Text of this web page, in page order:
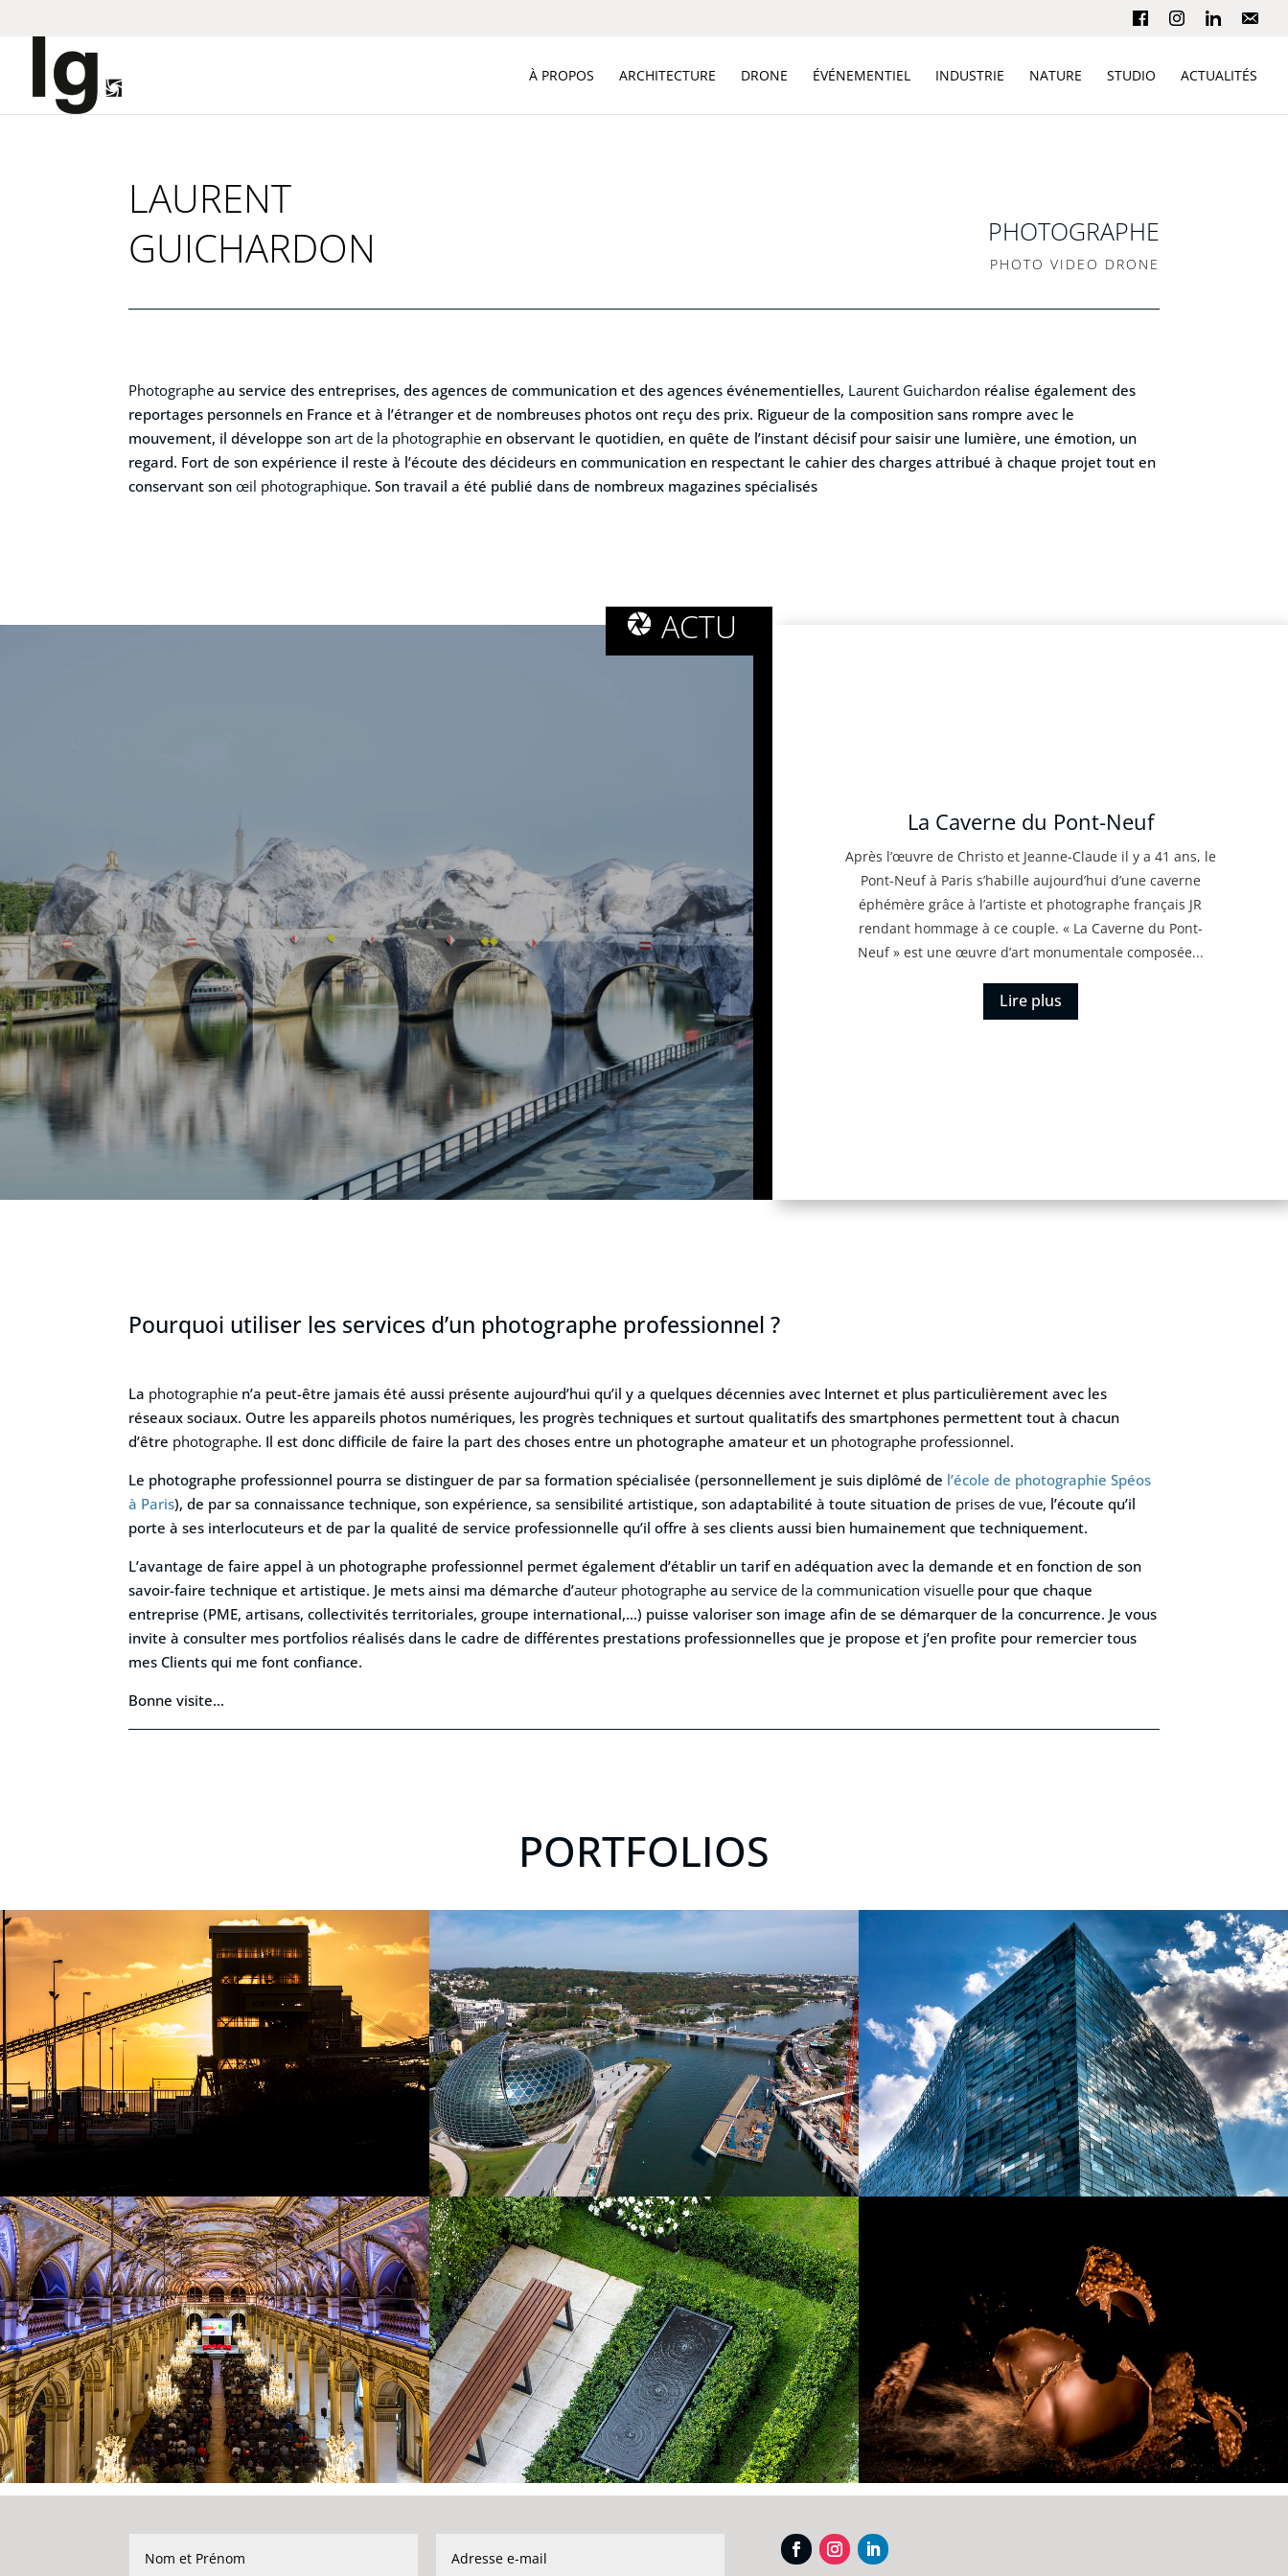
À PROPOS ARCHITECTURE DRONE ÉVÉNEMENTIEL INDUSTRIE NATURE STUDIO ACTUALITÉS
LAURENT
GUICHARDON
PHOTOGRAPHE
PHOTO VIDEO DRONE
Photographe au service des entreprises, des agences de communication et des agences événementielles, Laurent Guichardon réalise également des
reportages personnels en France et à l’étranger et de nombreuses photos ont reçu des prix. Rigueur de la composition sans rompre avec le
mouvement, il développe sonart de la photographie en observant le quotidien, en quête de l’instant décisif pour saisir une lumière, une émotion, un
regard. Fort de son expérience il reste à l’écoute des décideurs en communication en respectant le cahier des charges attribué à chaque projet tout en
conservant sonœil photographique. Son travail a été publié dans de nombreux magazines spécialisés
ACTU
La Caverne du Pont-Neuf
Après l’œuvre de Christo et Jeanne-Claude il y a 41 ans, le
Pont-Neuf à Paris s’habille aujourd’hui d’une caverne
éphémère grâce à l’artiste et photographe français JR
rendant hommage à ce couple. « La Caverne du Pont-
Neuf » est une œuvre d’art monumentale composée...
Lire plus
Pourquoi utiliser les services d’un photographe professionnel ?
La photographie n’a peut-être jamais été aussi présente aujourd’hui qu’il y a quelques décennies avec Internet et plus particulièrement avec les
réseaux sociaux. Outre les appareils photos numériques, les progrès techniques et surtout qualitatifs des smartphones permettent tout à chacun
d’être photographe. Il est donc difficile de faire la part des choses entre un photographe amateur et un photographe professionnel.
Le photographe professionnel pourra se distinguer de par sa formation spécialisée (personnellement je suis diplômé de l’école de photographie Spéos
à Paris), de par sa connaissance technique, son expérience, sa sensibilité artistique, son adaptabilité à toute situation de prises de vue, l’écoute qu’il
porte à ses interlocuteurs et de par la qualité de service professionnelle qu’il offre à ses clients aussi bien humainement que techniquement.
L’avantage de faire appel à un photographe professionnel permet également d’établir un tarif en adéquation avec la demande et en fonction de son
savoir-faire technique et artistique. Je mets ainsi ma démarche d’auteur photographe auservice de la communication visuelle pour que chaque
entreprise (PME, artisans, collectivités territoriales, groupe international,…) puisse valoriser son image afin de se démarquer de la concurrence. Je vous
invite à consulter mes portfolios réalisés dans le cadre de différentes prestations professionnelles que je propose et j’en profite pour remercier tous
mes Clients qui me font confiance.
Bonne visite…
PORTFOLIOS